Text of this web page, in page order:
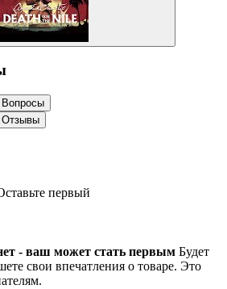
Вопросы
Отзывы
первый
- ваш может стать первым Будет
свои впечатления о товаре. Это